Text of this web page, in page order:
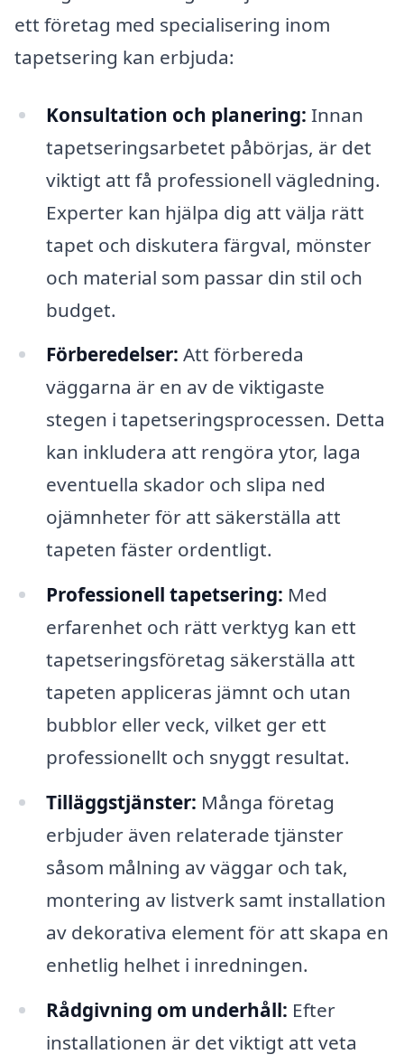
ett företag med specialisering inom
tapetsering kan erbjuda:
Konsultation och planering: Innan
tapetseringsarbetet påbörjas, är det
viktigt att få professionell vägledning.
Experter kan hjälpa dig att välja rätt
tapet och diskutera färgval, mönster
och material som passar din stil och
budget.
Förberedelser: Att förbereda
väggarna är en av de viktigaste
stegen i tapetseringsprocessen. Detta
kan inkludera att rengöra ytor, laga
eventuella skador och slipa ned
ojämnheter för att säkerställa att
tapeten fäster ordentligt.
Professionell tapetsering: Med
erfarenhet och rätt verktyg kan ett
tapetseringsföretag säkerställa att
tapeten appliceras jämnt och utan
bubblor eller veck, vilket ger ett
professionellt och snyggt resultat.
Tilläggstjänster: Många företag
erbjuder även relaterade tjänster
såsom målning av väggar och tak,
montering av listverk samt installation
av dekorativa element för att skapa en
enhetlig helhet i inredningen.
Rådgivning om underhåll: Efter
installationen är det viktigt att veta